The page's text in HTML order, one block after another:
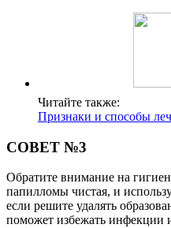
Читайте также:
Признаки и способы
СОВЕТ №3
Обратите внимание на
папилломы чистая, и
если решите удалять
поможет избежать инфекции